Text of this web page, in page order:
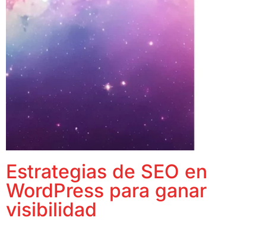
Estrategias de SEO en
WordPress para ganar
visibilidad